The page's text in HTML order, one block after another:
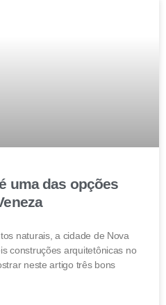
uma das opções
naturais, a cidade de Nova
construções arquitetônicas no
neste artigo três bons